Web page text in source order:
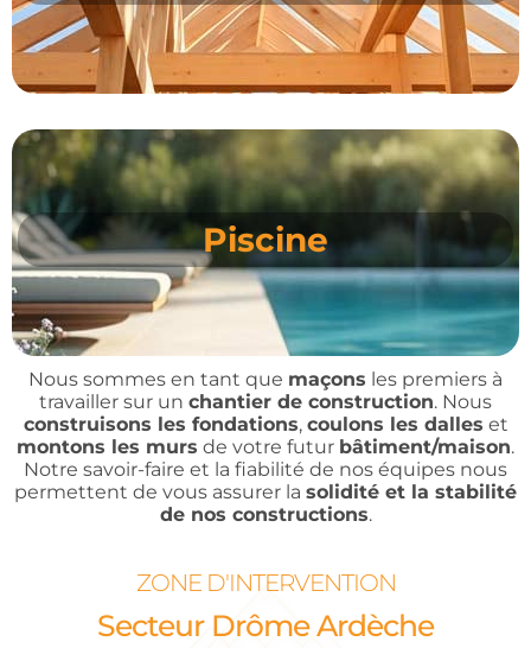
Piscine
Nous sommes en tant que maçons les premiers à
travailler sur un chantier de construction. Nous
construisons les fondations, coulons les dalles et
montons les murs de votre futur bâtiment/maison.
Notre savoir-faire et la fiabilité de nos équipes nous
permettent de vous assurer la solidité et la stabilité
de nos constructions.
ZONE D'INTERVENTION
Secteur Drôme Ardèche